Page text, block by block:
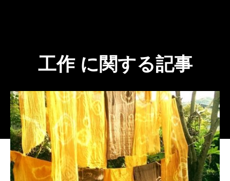
工作 に関する記事